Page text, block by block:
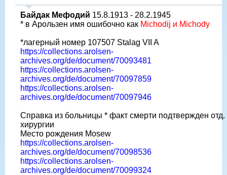
Байдак Мефодий 15.8.1913 - 28.2.1945
* в Арользен имя ошибочно как Michodij и Michody
*лагерный номер 107507 Stalag VII A
https://collections.arolsen-
archives.org/de/document/70093481
https://collections.arolsen-
archives.org/de/document/70097859
https://collections.arolsen-
archives.org/de/document/70097946
Справка из больницы * факт смерти подтвержден отд.
хирургии
Место рождения Mosew
https://collections.arolsen-
archives.org/de/document/70098536
https://collections.arolsen-
archives.org/de/document/70099324